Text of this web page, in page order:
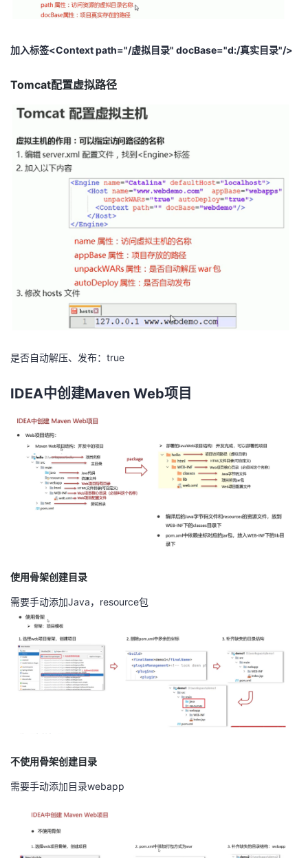
加入标签<Context path="/虚拟目录" docBase="d:/真实目录"/>
Tomcat配置虚拟路径
是否自动解压、发布：true
IDEA中创建Maven Web项目
使用骨架创建目录
需要手动添加Java，resource包
不使用骨架创建目录
需要手动添加目录webapp